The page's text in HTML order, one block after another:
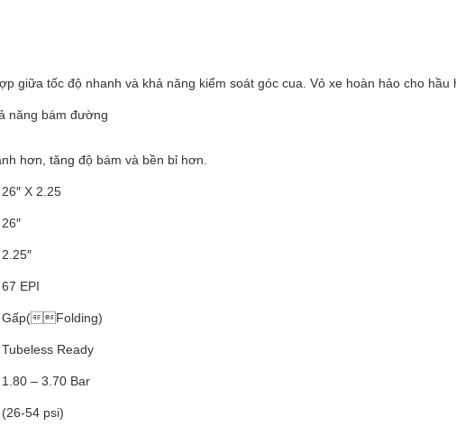
giữa tốc độ nhanh và khả năng kiểm soát góc cua. Vỏ xe hoàn hảo cho hầu
năng bám đường
hơn, tăng độ bám và bền bỉ hơn.
26″ X 2.25
26″
2.25″
67 EPI
Gấp(Folding)
Tubeless Ready
1.80 – 3.70 Bar
(26-54 psi)